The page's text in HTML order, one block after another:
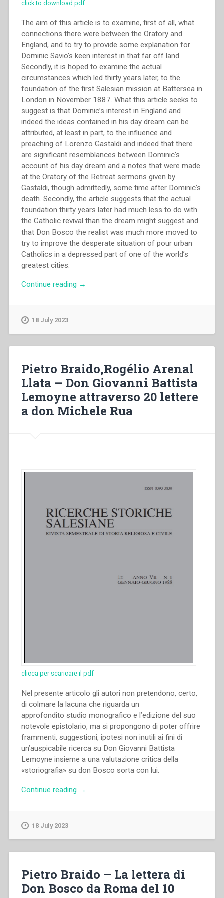
click to download pdf
The aim of this article is to examine, first of all, what
connections there were between the Oratory and
England, and to try to provide some explanation for
Dominic Savio’s keen interest in that far off land.
Secondly, it is hoped to examine the actual
circumstances which led thirty years later, to the
foundation of the first Salesian mission at Battersea in
London in November 1887. What this article seeks to
suggest is that Dominic’s interest in England and
indeed the ideas contained in his day dream can be
attributed, at least in part, to the influence and
preaching of Lorenzo Gastaldi and indeed that there
are significant resemblances between Dominic’s
account of his day dream and a notes that were made
at the Oratory of the Retreat sermons given by
Gastaldi, though admittedly, some time after Dominic’s
death. Secondly, the article suggests that the actual
foundation thirty years later had much less to do with
the Catholic revival than the dream might suggest and
that Don Bosco the realist was much more moved to
try to improve the desperate situation of pour urban
Catholics in a depressed part of one of the world’s
greatest cities.
Continue reading “John
work
in
London.
A
Centenary
→
18 July 2023
Pietro Braido,Rogélio Arenal
Llata – Don Giovanni Battista
Lemoyne attraverso 20 lettere
a don Michele Rua
clicca per scaricare il pdf
Nel presente articolo gli autori non pretendono, certo,
di colmare la lacuna che riguarda un
approfondito studio monografico e l’edizione del suo
notevole epistolario, ma si propongono di poter offrire
frammenti, suggestioni, ipotesi non inutili ai fini di
un’auspicabile ricerca su Don Giovanni Battista
Lemoyne insieme a una valutazione critica della
«storiografia» su don Bosco sorta con lui.
Continue reading “Pietro
Lemoyne
attraverso
→
18 July 2023
Pietro Braido – La lettera di
Don Bosco da Roma del 10